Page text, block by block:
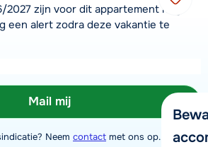
zijn voor dit appartement nog
een alert zodra deze vakantie te
Mail mij
Neem contact met ons op.